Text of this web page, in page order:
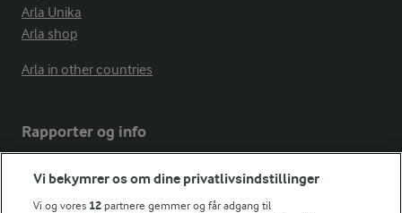
Arla Unika
Arla shop
Arla in other countries
Rapporter og info
Årsrapport
FarmAhead™ Check rapport
Vi bekymrer os om dine privatlivsindstillinger
Vi og vores 12 partnere gemmer og får adgang til